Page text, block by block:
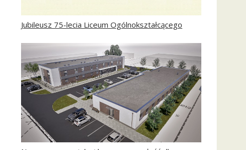
Jubileusz 75-lecia Liceum Ogólnokształcącego